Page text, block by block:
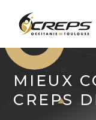
MIEUX
CREPS